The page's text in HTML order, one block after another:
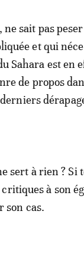
sait pas
et qui
Sahara est en
de propos
sert à rien ? Si
à son
son cas.